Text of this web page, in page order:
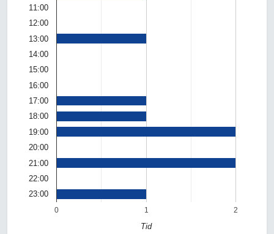
0 1 2
11:00
12:00
13:00
14:00
15:00
16:00
17:00
18:00
19:00
20:00
21:00
22:00
23:00
Tid